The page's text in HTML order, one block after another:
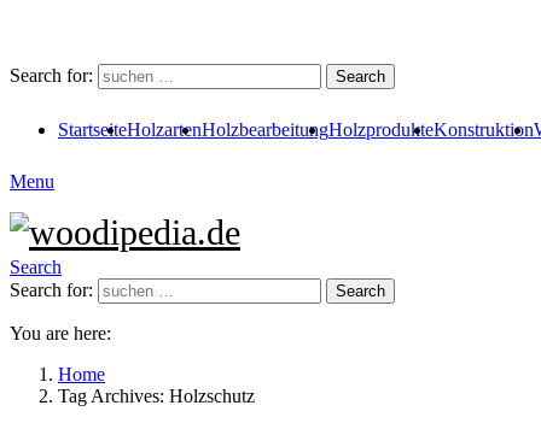
Search for: Search
StartseiteHolzartenHolzbearbeitungHolzprodukteKonstruktion
Menu
Search
Search for:
Search
You are here:
Home
Tag Archives: Holzschutz